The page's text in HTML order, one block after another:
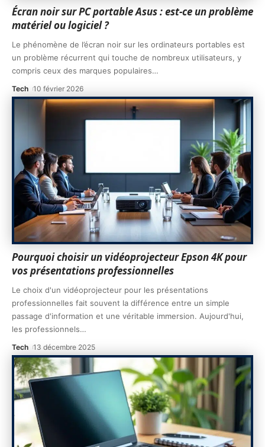
Écran noir sur PC portable Asus : est-ce un problème
matériel ou logiciel ?
Le phénomène de l’écran noir sur les ordinateurs portables est
un problème récurrent qui touche de nombreux utilisateurs, y
compris ceux des marques populaires…
Tech 10 février 2026
Pourquoi choisir un vidéoprojecteur Epson 4K pour
vos présentations professionnelles
Le choix d'un vidéoprojecteur pour les présentations
professionnelles fait souvent la différence entre un simple
passage d'information et une véritable immersion. Aujourd'hui,
les professionnels…
Tech 13 décembre 2025